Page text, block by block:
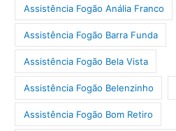
Assistência Fogão Anália Franco
Assistência Fogão Barra Funda
Assistência Fogão Bela Vista
Assistência Fogão Belenzinho
Assistência Fogão Bom Retiro